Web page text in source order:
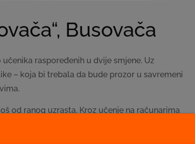
Busovača
raspoređenih u dvije smjene. Uz
– koja bi trebala da bude prozor u savremeni
od ranog uzrasta. Kroz učenje na računarima
snalažljivost i vještine koje će im u
odluče da krenu. U uzrastu kada se